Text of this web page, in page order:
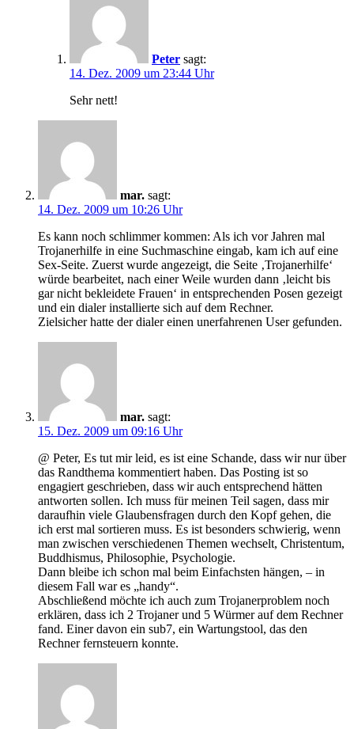
Peter sagt:
14. Dez. 2009 um 23:44 Uhr
Sehr nett!
mar. sagt:
14. Dez. 2009 um 10:26 Uhr
Es kann noch schlimmer kommen: Als ich vor Jahren mal
Trojanerhilfe in eine Suchmaschine eingab, kam ich auf eine
Sex-Seite. Zuerst wurde angezeigt, die Seite ‚Trojanerhilfe‘
würde bearbeitet, nach einer Weile wurden dann ‚leicht bis
gar nicht bekleidete Frauen‘ in entsprechenden Posen gezeigt
und ein dialer installierte sich auf dem Rechner.
Zielsicher hatte der dialer einen unerfahrenen User gefunden.
mar. sagt:
15. Dez. 2009 um 09:16 Uhr
@ Peter, Es tut mir leid, es ist eine Schande, dass wir nur über
das Randthema kommentiert haben. Das Posting ist so
engagiert geschrieben, dass wir auch entsprechend hätten
antworten sollen. Ich muss für meinen Teil sagen, dass mir
daraufhin viele Glaubensfragen durch den Kopf gehen, die
ich erst mal sortieren muss. Es ist besonders schwierig, wenn
man zwischen verschiedenen Themen wechselt, Christentum,
Buddhismus, Philosophie, Psychologie.
Dann bleibe ich schon mal beim Einfachsten hängen, – in
diesem Fall war es „handy“.
Abschließend möchte ich auch zum Trojanerproblem noch
erklären, dass ich 2 Trojaner und 5 Würmer auf dem Rechner
fand. Einer davon ein sub7, ein Wartungstool, das den
Rechner fernsteuern konnte.